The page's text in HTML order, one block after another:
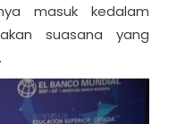
masuk kedalam
suasana yang